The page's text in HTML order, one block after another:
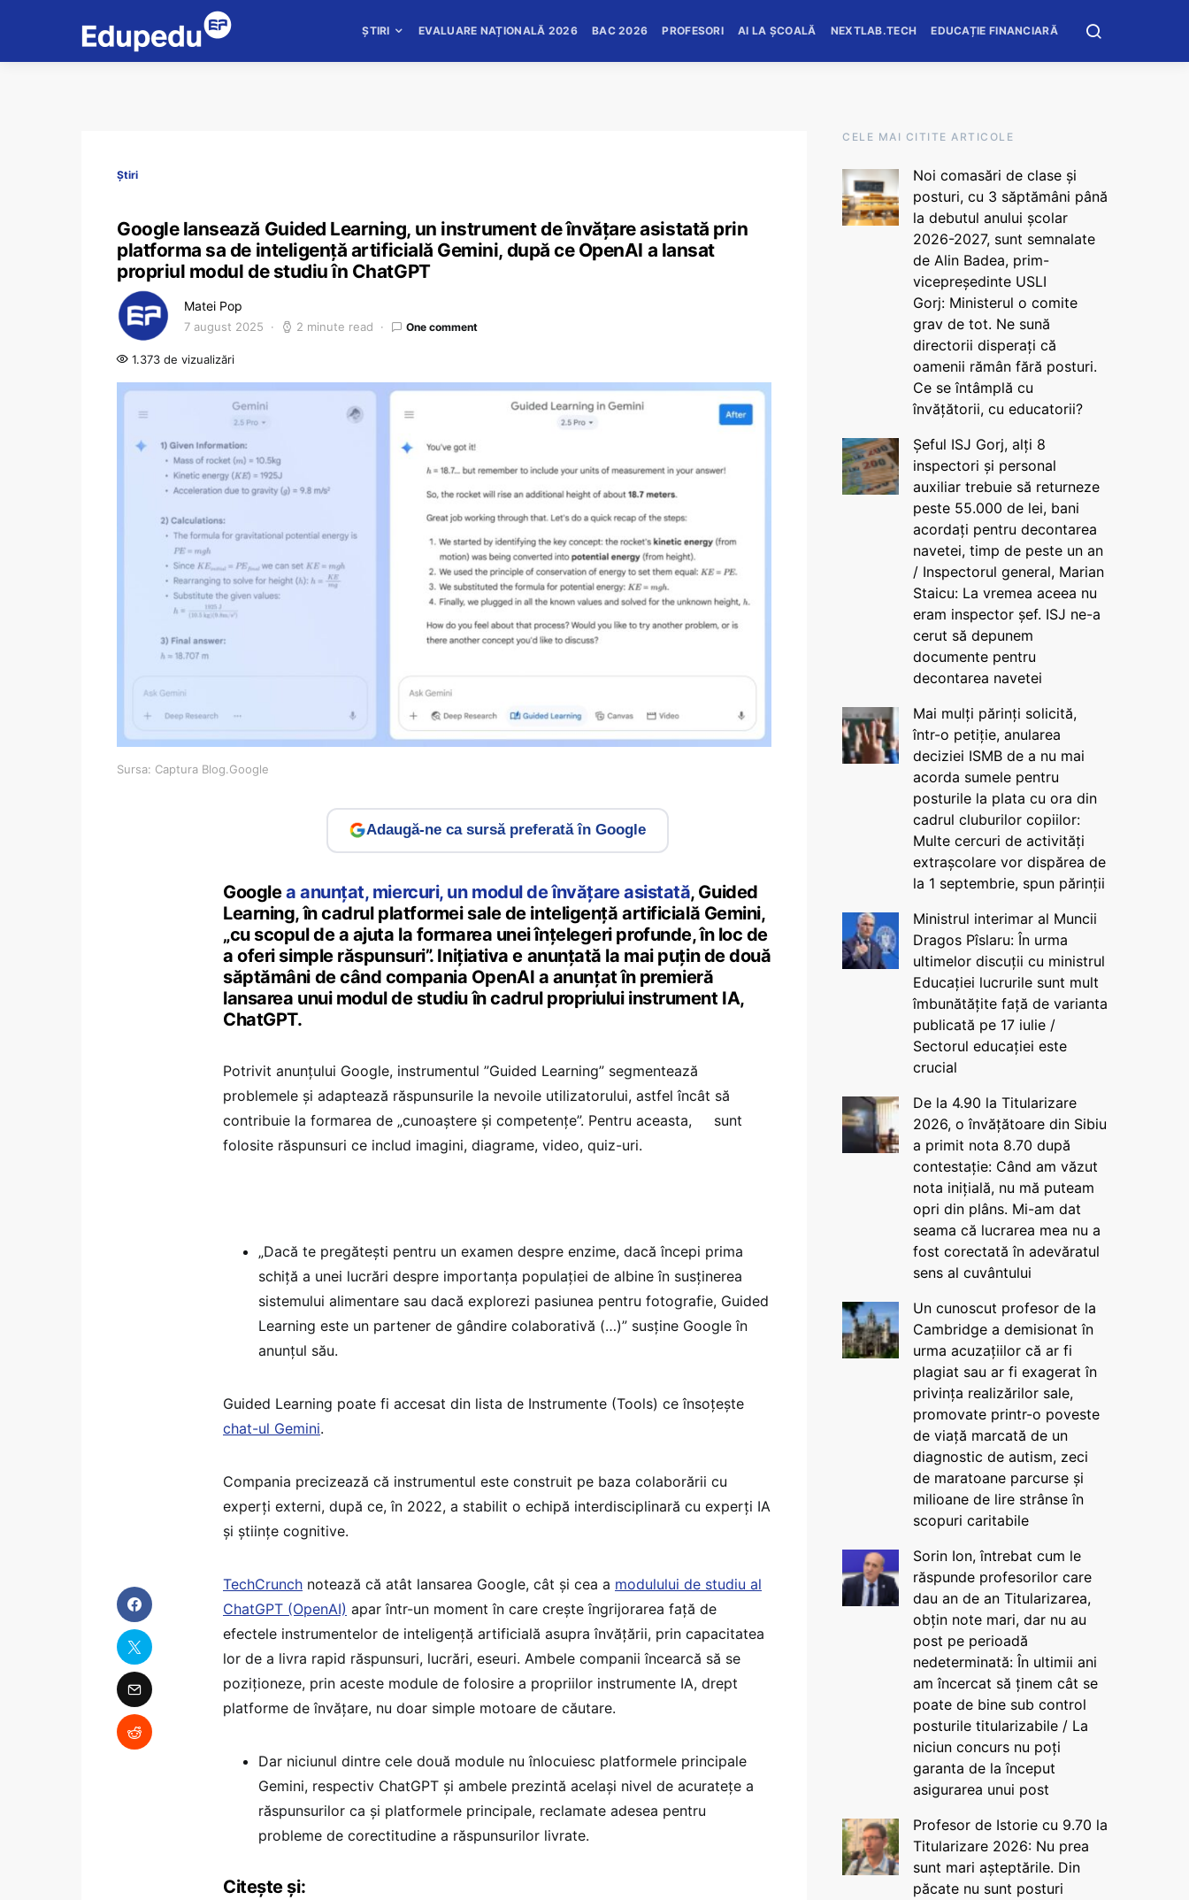
ȘTIRI EVALUARE NAȚIONALĂ 2026 BAC 2026 PROFESORI AI LA ȘCOALĂ NEXTLAB.TECH EDUCAȚIE FINANCIARĂ
Știri
Google lansează Guided Learning, un instrument de învățare asistată prin
platforma sa de inteligență artificială Gemini, după ce OpenAI a lansat
propriul modul de studiu în ChatGPT
Matei Pop
7 august 2025 2 minute read One comment
1.373 de vizualizări
Sursa: Captura Blog.Google
Adaugă-ne ca sursă preferată în Google
Googlea anunțat, miercuri, un modul de învățare asistată, Guided
Learning, în cadrul platformei sale de inteligență artificială Gemini,
„cu scopul de a ajuta la formarea unei înțelegeri profunde, în loc de
a oferi simple răspunsuri”. Inițiativa e anunțată la mai puțin de două
săptămâni de când compania OpenAI a anunțat în premieră
lansarea unui modul de studiu în cadrul propriului instrument IA,
ChatGPT.
Potrivit anunțului Google, instrumentul ”Guided Learning” segmentează
problemele și adaptează răspunsurile la nevoile utilizatorului, astfel încât să
contribuie la formarea de „cunoaștere și competențe”. Pentru aceasta, sunt
folosite răspunsuri ce includ imagini, diagrame, video, quiz-uri.
„Dacă te pregătești pentru un examen despre enzime, dacă începi prima
schiță a unei lucrări despre importanța populației de albine în susținerea
sistemului alimentare sau dacă explorezi pasiunea pentru fotografie, Guided
Learning este un partener de gândire colaborativă (…)” susține Google în
anunțul său.
Guided Learning poate fi accesat din lista de Instrumente (Tools) ce însoțește
chat-ul Gemini.
Compania precizează că instrumentul este construit pe baza colaborării cu
experți externi, după ce, în 2022, a stabilit o echipă interdisciplinară cu experți IA
și științe cognitive.
TechCrunch notează că atât lansarea Google, cât și cea a modulului de studiu al
ChatGPT (OpenAI) apar într-un moment în care crește îngrijorarea față de
efectele instrumentelor de inteligență artificială asupra învățării, prin capacitatea
lor de a livra rapid răspunsuri, lucrări, eseuri. Ambele companii încearcă să se
poziționeze, prin aceste module de folosire a propriilor instrumente IA, drept
platforme de învățare, nu doar simple motoare de căutare.
Dar niciunul dintre cele două module nu înlocuiesc platformele principale
Gemini, respectiv ChatGPT și ambele prezintă același nivel de acuratețe a
răspunsurilor ca și platformele principale, reclamate adesea pentru
probleme de corectitudine a răspunsurilor livrate.
Citește și:
CELE MAI CITITE ARTICOLE
Noi comasări de clase și
posturi, cu 3 săptămâni până
la debutul anului școlar
2026-2027, sunt semnalate
de Alin Badea, prim-
vicepreședinte USLI
Gorj: Ministerul o comite
grav de tot. Ne sună
directorii disperați că
oamenii rămân fără posturi.
Ce se întâmplă cu
învățătorii, cu educatorii?
Șeful ISJ Gorj, alți 8
inspectori și personal
auxiliar trebuie să returneze
peste 55.000 de lei, bani
acordați pentru decontarea
navetei, timp de peste un an
/ Inspectorul general, Marian
Staicu: La vremea aceea nu
eram inspector șef. ISJ ne-a
cerut să depunem
documente pentru
decontarea navetei
Mai mulți părinți solicită,
într-o petiție, anularea
deciziei ISMB de a nu mai
acorda sumele pentru
posturile la plata cu ora din
cadrul cluburilor copiilor:
Multe cercuri de activități
extrașcolare vor dispărea de
la 1 septembrie, spun părinții
Ministrul interimar al Muncii
Dragos Pîslaru: În urma
ultimelor discuții cu ministrul
Educației lucrurile sunt mult
îmbunătățite față de varianta
publicată pe 17 iulie /
Sectorul educației este
crucial
De la 4.90 la Titularizare
2026, o învățătoare din Sibiu
a primit nota 8.70 după
contestație: Când am văzut
nota inițială, nu mă puteam
opri din plâns. Mi-am dat
seama că lucrarea mea nu a
fost corectată în adevăratul
sens al cuvântului
Un cunoscut profesor de la
Cambridge a demisionat în
urma acuzațiilor că ar fi
plagiat sau ar fi exagerat în
privința realizărilor sale,
promovate printr-o poveste
de viață marcată de un
diagnostic de autism, zeci
de maratoane parcurse și
milioane de lire strânse în
scopuri caritabile
Sorin Ion, întrebat cum le
răspunde profesorilor care
dau an de an Titularizarea,
obțin note mari, dar nu au
post pe perioadă
nedeterminată: În ultimii ani
am încercat să ținem cât se
poate de bine sub control
posturile titularizabile / La
niciun concurs nu poți
garanta de la început
asigurarea unui post
Profesor de Istorie cu 9.70 la
Titularizare 2026: Nu prea
sunt mari așteptările. Din
păcate nu sunt posturi